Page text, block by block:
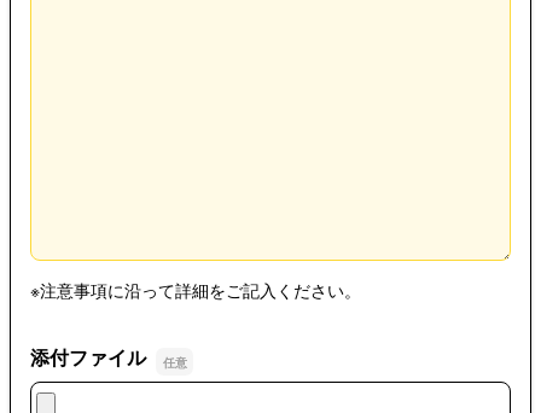
※注意事項に沿って詳細をご記入ください。
添付ファイル
添付ファイル